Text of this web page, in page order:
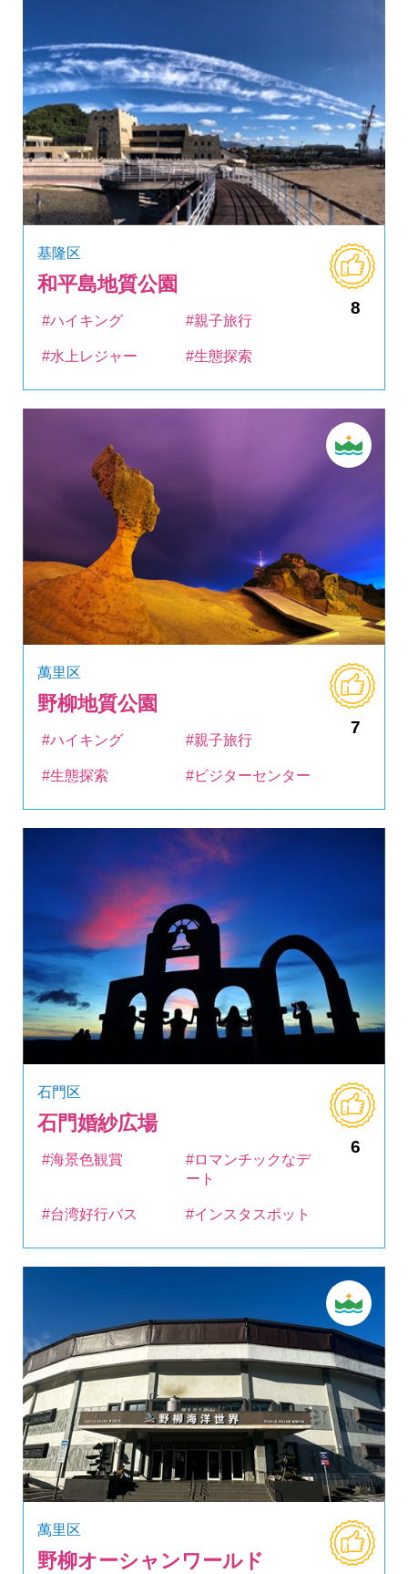
基隆区
和平島地質公園
8
#ハイキング #親子旅行
#水上レジャー #生態探索
萬里区
野柳地質公園
7
#ハイキング #親子旅行
#生態探索 #ビジターセンター
石門区
石門婚紗広場
6
#海景色観賞
#ロマンチックなデ
ート
#台湾好行バス #インスタスポット
萬里区
野柳オーシャンワールド